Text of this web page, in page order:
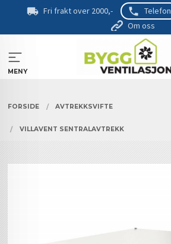
Fri frakt over 2000,- Telefon
Om oss
MENY
FORSIDE AVTREKKSVIFTE
VILLAVENT SENTRALAVTREKK